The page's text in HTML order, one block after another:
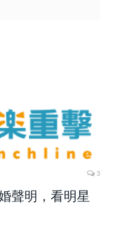
3
聲明，看明星